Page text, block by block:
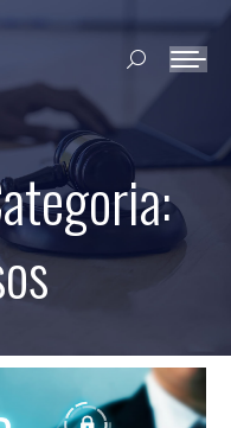
Search: